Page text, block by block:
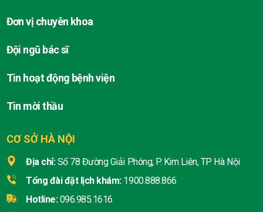
CƠ SỞ HÀ NỘI
Địa chỉ: Số 78 Đường Giải Phóng, P. Kim Liên, TP Hà Nội
Tổng đài đặt lịch khám: 1900.888.866
Hotline: 096.985.1616
Đơn vị chuyên khoa
Đội ngũ bác sĩ
Tin hoạt động bệnh viện
Tin mời thầu